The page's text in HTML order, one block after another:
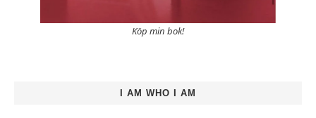
Köp min bok!
I AM WHO I AM